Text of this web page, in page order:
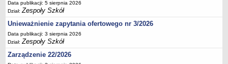
BURSA MIEJSKA
Dane podstawowe
Statut
Majątek
Godziny dyżurów
Data publikacji: 5 sierpnia 2026
Dział:Zespoły Szkół
Unieważnienie zapytania ofertowego nr 3/2026
Data publikacji: 3 sierpnia 2026
Dział:Zespoły Szkół
Zarządzenie 22/2026